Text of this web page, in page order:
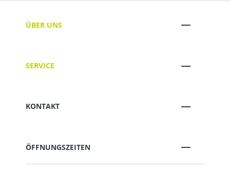
ÜBER UNS
SERVICE
KONTAKT
ÖFFNUNGSZEITEN